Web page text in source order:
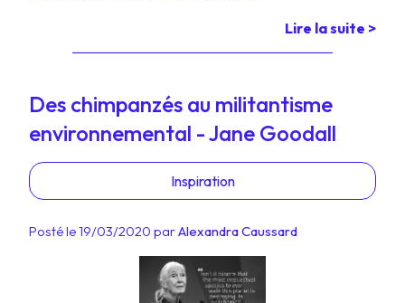
Lire la suite >
Des chimpanzés au militantisme
environnemental - Jane Goodall
Inspiration
Posté le 19/03/2020 parAlexandra Caussard